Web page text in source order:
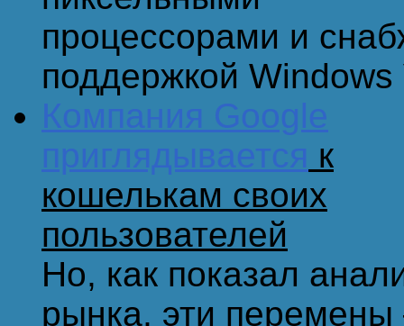
процессорами и
поддержкой Windows
Компания Google
приглядывается к
кошелькам своих
пользователей
Но, как показал
рынка, эти перемены